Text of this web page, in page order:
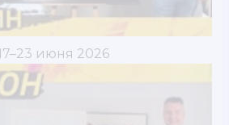
июня 2026